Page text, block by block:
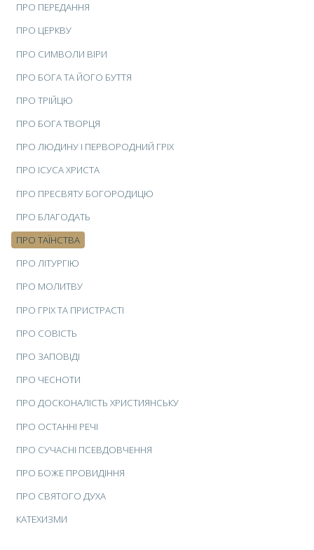
ПРО ПЕРЕДАННЯ
ПРО ЦЕРКВУ
ПРО СИМВОЛИ ВІРИ
ПРО БОГА ТА ЙОГО БУТТЯ
ПРО ТРІЙЦЮ
ПРО БОГА ТВОРЦЯ
ПРО ЛЮДИНУ І ПЕРВОРОДНИЙ ГРІХ
ПРО ІСУСА ХРИСТА
ПРО ПРЕСВЯТУ БОГОРОДИЦЮ
ПРО БЛАГОДАТЬ
ПРО ТАЇНСТВА
ПРО ЛІТУРГІЮ
ПРО МОЛИТВУ
ПРО ГРІХ ТА ПРИСТРАСТІ
ПРО СОВІСТЬ
ПРО ЗАПОВІДІ
ПРО ЧЕСНОТИ
ПРО ДОСКОНАЛІСТЬ ХРИСТИЯНСЬКУ
ПРО ОСТАННІ РЕЧІ
ПРО СУЧАСНІ ПСЕВДОВЧЕННЯ
ПРО БОЖЕ ПРОВИДІННЯ
ПРО СВЯТОГО ДУХА
КАТЕХИЗМИ